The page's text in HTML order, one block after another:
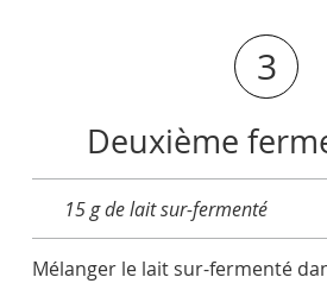
3
Deuxième
15 g de lait sur-fermenté
Mélanger le lait sur-fermenté